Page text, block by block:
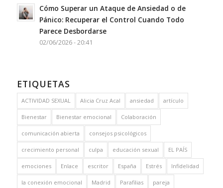
Cómo Superar un Ataque de Ansiedad o de
Pánico: Recuperar el Control Cuando Todo
Parece Desbordarse
02/06/2026 - 20:41
ETIQUETAS
ACTIVIDAD SEXUAL Alicia Cruz Acal ansiedad artículo
Bienestar Bienestar emocional Colaboración
comunicación abierta consejos psicológicos
crecimiento personal culpa educación sexual EL PAÍS
emociones Enlace escritor España Estrés Infidelidad
la conexión emocional Madrid Parafilias pareja